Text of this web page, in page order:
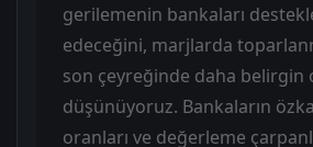
gerilemenin bankaları
edeceğini, marjlarda
son çeyreğinde daha belirgin
düşünüyoruz. Bankaların
oranları ve değerleme